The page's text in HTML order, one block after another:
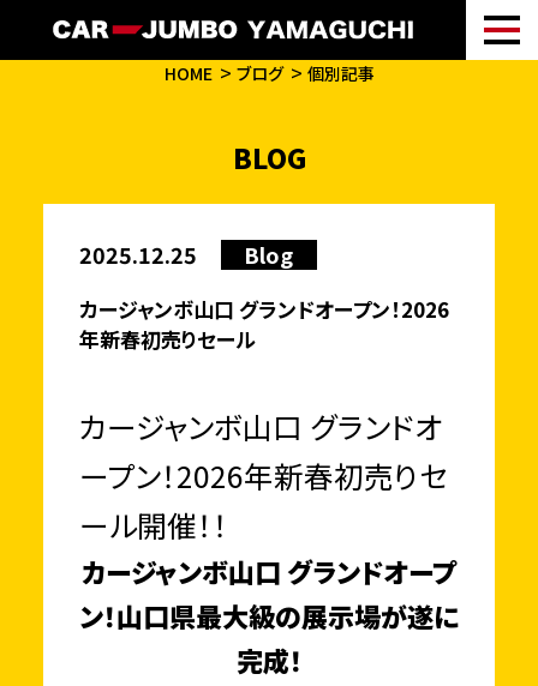
HOME ブログ 個別記事
BLOG
2025.12.25 Blog
カージャンボ山口 グランドオープン！2026
年新春初売りセール
カージャンボ山口 グランドオ
ープン！2026年新春初売りセ
ール開催！！
カージャンボ山口 グランドオープ
ン！山口県最大級の展示場が遂に
完成！